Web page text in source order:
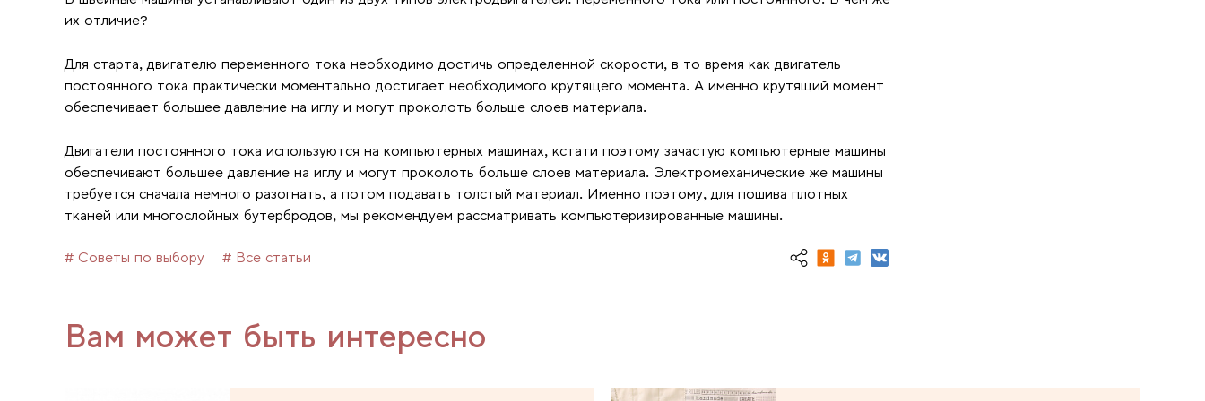
их отличие?
Для старта, двигателю переменного тока необходимо достичь определенной скорости, в то время как двигатель
постоянного тока практически моментально достигает необходимого крутящего момента. А именно крутящий момент
обеспечивает большее давление на иглу и могут проколоть больше слоев материала.
Двигатели постоянного тока используются на компьютерных машинах, кстати поэтому зачастую компьютерные машины
обеспечивают большее давление на иглу и могут проколоть больше слоев материала. Электромеханические же машины
требуется сначала немного разогнать, а потом подавать толстый материал. Именно поэтому, для пошива плотных
тканей или многослойных бутербродов, мы рекомендуем рассматривать компьютеризированные машины.
# Советы по выбору # Все статьи
Вам может быть интересно